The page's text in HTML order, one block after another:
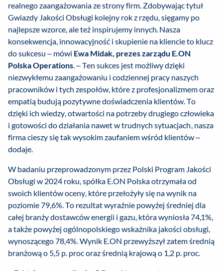
realnego zaangażowania ze strony firm. Zdobywając tytuł
Gwiazdy Jakości Obsługi kolejny rok z rzędu, sięgamy po
najlepsze wzorce, ale też inspirujemy innych. Nasza
konsekwencja, innowacyjność i skupienie na kliencie to klucz
do sukcesu – mówi Ewa Midak, prezes zarządu E.ON
Polska Operations. – Ten sukces jest możliwy dzięki
niezwykłemu zaangażowaniu i codziennej pracy naszych
pracowników i tych zespołów, które z profesjonalizmem oraz
empatią budują pozytywne doświadczenia klientów. To
dzięki ich wiedzy, otwartości na potrzeby drugiego człowieka
i gotowości do działania nawet w trudnych sytuacjach, nasza
firma cieszy się tak wysokim zaufaniem wśród klientów –
dodaje.
W badaniu przeprowadzonym przez Polski Program Jakości
Obsługi w 2024 roku, spółka E.ON Polska otrzymała od
swoich klientów oceny, które przełożyły się na wynik na
poziomie 79,6%. To rezultat wyraźnie powyżej średniej dla
całej branży dostawców energii i gazu, która wyniosła 74,1%,
a także powyżej ogólnopolskiego wskaźnika jakości obsługi,
wynoszącego 78,4%. Wynik E.ON przewyższył zatem średnią
branżową o 5,5 p. proc oraz średnią krajową o 1,2 p. proc.